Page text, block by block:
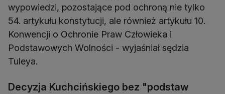
wypowiedzi, pozostające pod ochroną nie tylko
54. artykułu konstytucji, ale również artykułu 10.
Konwencji o Ochronie Praw Człowieka i
Podstawowych Wolności - wyjaśniał sędzia
Tuleya.
Decyzja Kuchcińskiego bez "podstaw